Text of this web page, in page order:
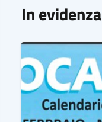
In evidenza